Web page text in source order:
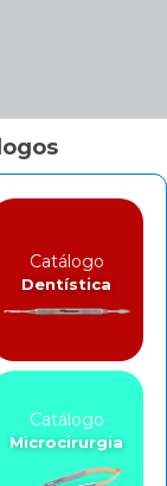
Catálogo
Dentística
Catálogo
Microcirurgia